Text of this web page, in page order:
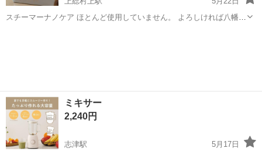
スチーマーナノケア ほとんど使用していません。 よろしければ八幡周
ミキサー
2,240円
志津駅
5月17日